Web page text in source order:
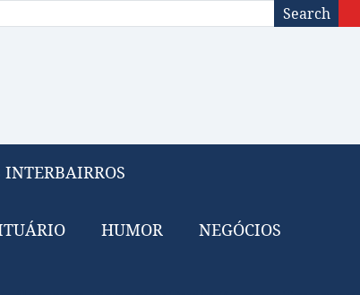
Search
INTERBAIRROS
HUMOR NEGÓCIOS